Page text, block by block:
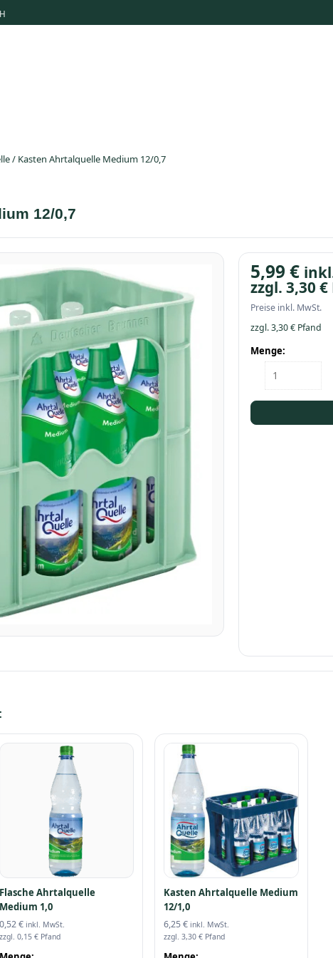
/ Kasten Ahrtalquelle Medium 12/0,7
12/0,7
5,99 €
zzgl. 3,30 €
Preise inkl. MwSt.
zzgl.3,30€ Pfand
Menge:
Kasten
Ahrtalquelle
Menge
Flasche Ahrtalquelle
Medium 1,0
0,52€ inkl. MwSt.
zzgl.0,15€ Pfand
Kasten Ahrtalquelle Medium
12/1,0
6,25€ inkl. MwSt.
zzgl. 3,30€ Pfand